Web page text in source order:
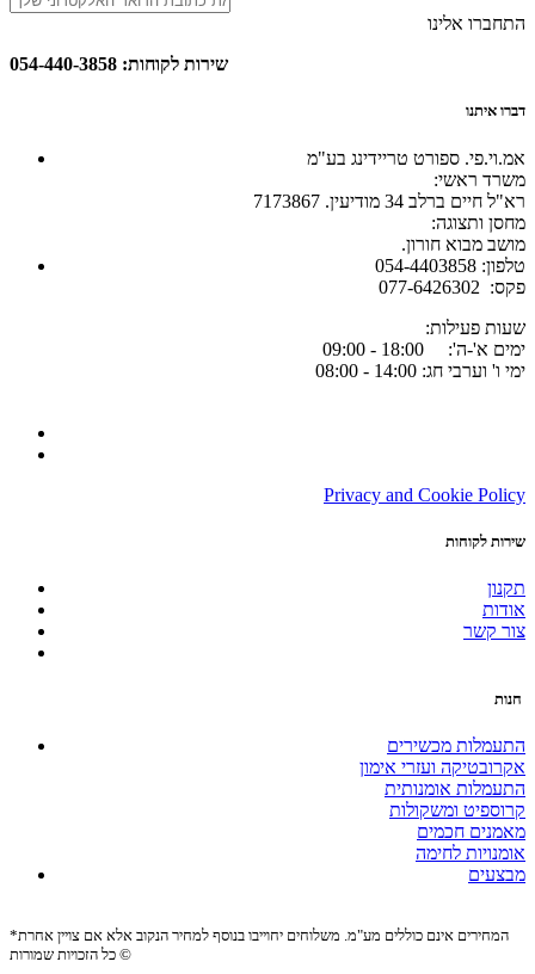
התחברו אלינו
שירות לקוחות: 054-440-3858
דברו איתנו
אמ.וי.פי. ספורט טריידינג בע"מ
:משרד ראשי
רא"ל חיים ברלב 34 מודיעין. 7173867
:מחסן ותצוגה
.מושב מבוא חורון
054-4403858 :טלפון
077-6426302 :פקס
:שעות פעילות
ימים א'-ה': 18:00 - 09:00
ימי ו' וערבי חג: 14:00 - 08:00
Privacy and Cookie Policy
שירות לקוחות
תקנון
אודות
צור קשר
התעמלות מכשירים
אקרובטיקה ועזרי אימון
התעמלות אומנותית
קרוספיט ומשקולות
מאמנים חכמים
אומנויות לחימה
מבצעים
*המחירים אינם כוללים מע"מ. משלוחים יחוייבו בנוסף למחיר הנקוב אלא אם צויין אחרת
כל הזכויות שמורות ©